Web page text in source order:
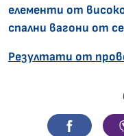
елементи от
спални вагони от
Резултати от
Facebook